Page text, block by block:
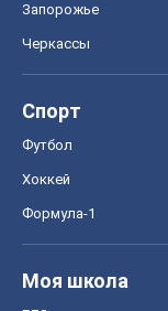
Запорожье
Черкассы
Спорт
Футбол
Хоккей
Формула-1
Моя школа